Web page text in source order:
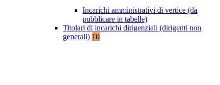
Incarichi amministrativi di vertice (da
pubblicare in tabelle)
Titolari di incarichi dirigenziali (dirigenti non
generali) 10